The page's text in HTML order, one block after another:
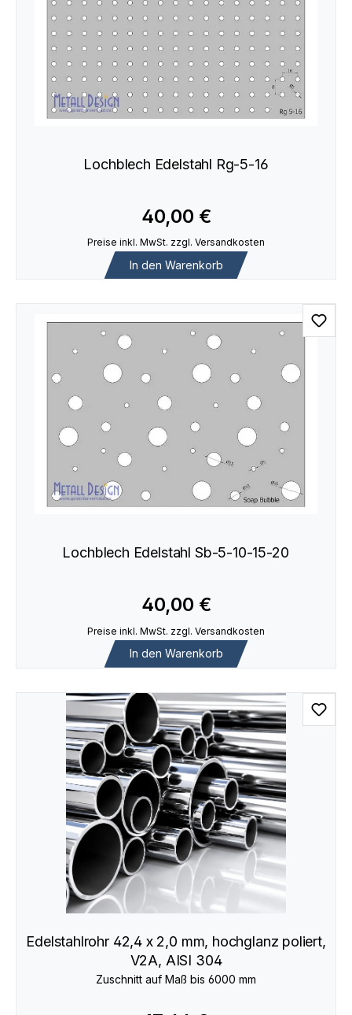
Lochblech Edelstahl Rg-5-16
40,00 €
Preise inkl. MwSt. zzgl. Versandkosten
In den Warenkorb
Lochblech Edelstahl Sb-5-10-15-20
40,00 €
Preise inkl. MwSt. zzgl. Versandkosten
In den Warenkorb
Edelstahlrohr 42,4 x 2,0 mm, hochglanz poliert,
V2A, AISI 304
Zuschnitt auf Maß bis 6000 mm